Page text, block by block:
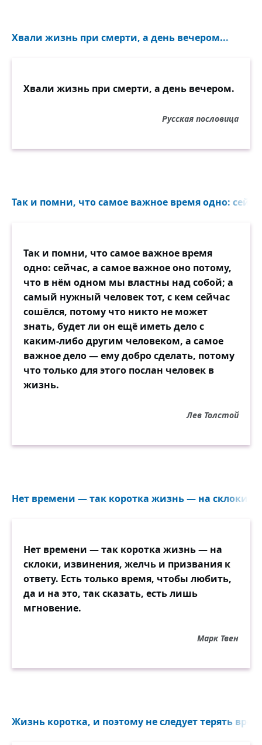
Хвали жизнь при смерти, а день вечером...
Хвали жизнь при смерти, а день вечером.
Русская пословица
Так и помни, что самое важное время одно:
Так и помни, что самое важное время
одно: сейчас, а самое важное оно потому,
что в нём одном мы властны над собой; а
самый нужный человек тот, с кем сейчас
сошёлся, потому что никто не может
знать, будет ли он ещё иметь дело с
каким-либо другим человеком, а самое
важное дело — ему добро сделать, потому
что только для этого послан человек в
жизнь.
Лев Толстой
Нет времени — так коротка жизнь — на склоки,
Нет времени — так коротка жизнь — на
склоки, извинения, желчь и призвания к
ответу. Есть только время, чтобы любить,
да и на это, так сказать, есть лишь
мгновение.
Марк Твен
Жизнь коротка, и поэтому не следует терять